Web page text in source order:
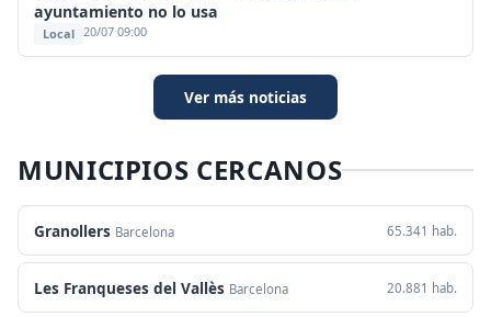
ayuntamiento no lo usa
Local 20/07 09:00
Ver más noticias
MUNICIPIOS CERCANOS
Granollers Barcelona 65.341 hab.
Les Franqueses del Vallès Barcelona 20.881 hab.